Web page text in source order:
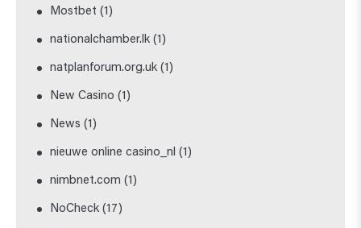
Mostbet (1)
nationalchamber.lk (1)
natplanforum.org.uk (1)
New Casino (1)
News (1)
nieuwe online casino_nl (1)
nimbnet.com (1)
NoCheck (17)